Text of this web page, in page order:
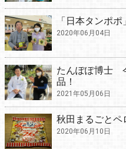
「日本タンポ
2020年06月04日
たんぽぽ博士
品！
2021年05月06日
秋田まるごとペ
2020年06月10日